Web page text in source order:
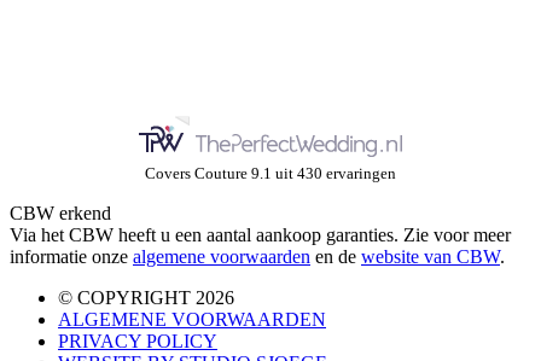
Covers Couture 9.1 uit 430 ervaringen
CBW erkend
Via het CBW heeft u een aantal aankoop garanties. Zie voor meer
informatie onze algemene voorwaarden en de website van CBW.
© COPYRIGHT 2026
ALGEMENE VOORWAARDEN
PRIVACY POLICY